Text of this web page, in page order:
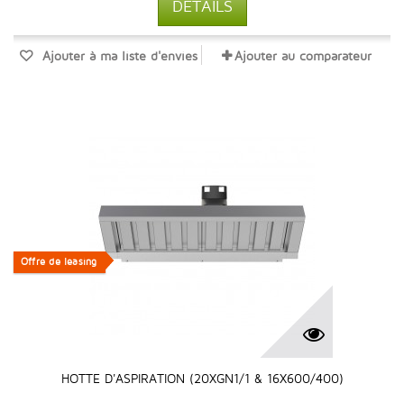
DÉTAILS
Ajouter à ma liste d'envies Ajouter au comparateur
Offre de leasing
Offre de leasing
HOTTE D'ASPIRATION (20XGN1/1 & 16X600/400)